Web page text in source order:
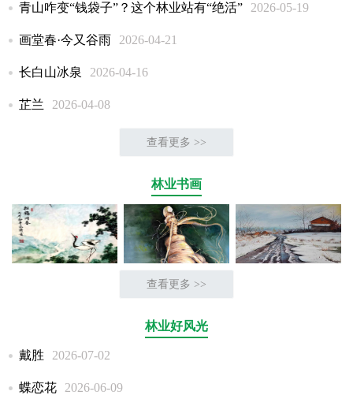
青山咋变“钱袋子”？这个林业站有“绝活” 2026-05-19
画堂春·今又谷雨 2026-04-21
长白山冰泉 2026-04-16
芷兰 2026-04-08
查看更多 >>
林业书画
查看更多 >>
林业好风光
戴胜 2026-07-02
蝶恋花 2026-06-09